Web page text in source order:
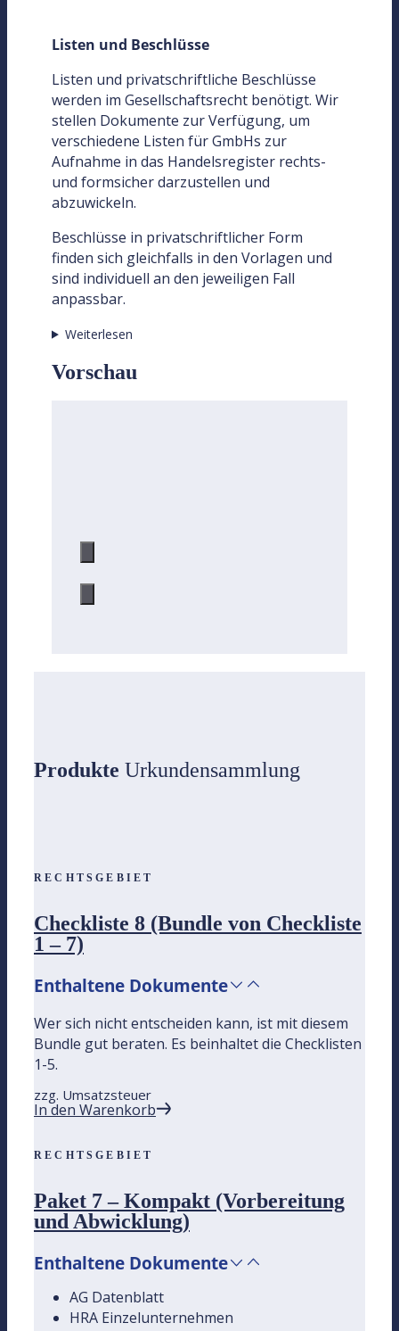
Listen und Beschlüsse
Listen und privatschriftliche Beschlüsse
werden im Gesellschaftsrecht benötigt. Wir
stellen Dokumente zur Verfügung, um
verschiedene Listen für GmbHs zur
Aufnahme in das Handelsregister rechts-
und formsicher darzustellen und
abzuwickeln.
Beschlüsse in privatschriftlicher Form
finden sich gleichfalls in den Vorlagen und
sind individuell an den jeweiligen Fall
anpassbar.
Weiterlesen
Vorschau
Produkte Urkundensammlung
RECHTSGEBIET
Checkliste 8 (Bundle von Checkliste
1 – 7)
Enthaltene Dokumente
Wer sich nicht entscheiden kann, ist mit diesem
Bundle gut beraten. Es beinhaltet die Checklisten
1-5.
zzg. Umsatzsteuer
In den Warenkorb
RECHTSGEBIET
Paket 7 – Kompakt (Vorbereitung
und Abwicklung)
Enthaltene Dokumente
AG Datenblatt
HRA Einzelunternehmen